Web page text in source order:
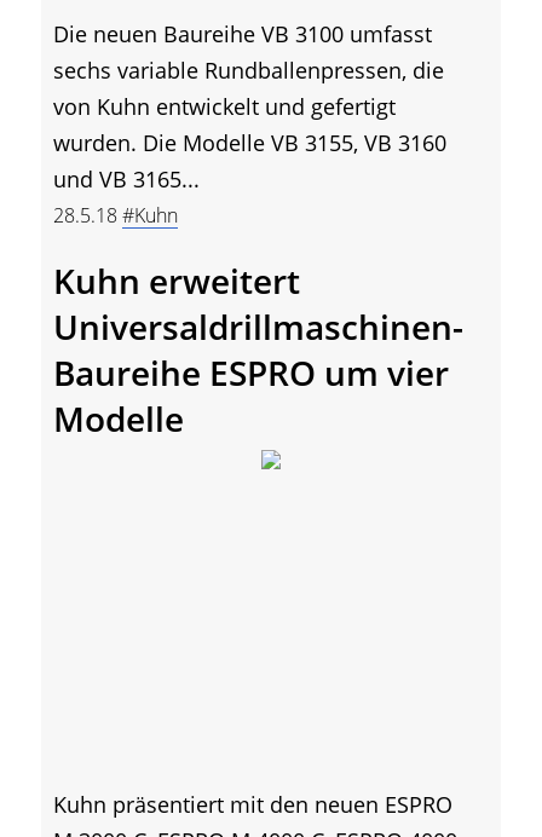
Die neuen Baureihe VB 3100 umfasst
sechs variable Rundballenpressen, die
von Kuhn entwickelt und gefertigt
wurden. Die Modelle VB 3155, VB 3160
und VB 3165...
28.5.18#Kuhn
Kuhn erweitert
Universaldrillmaschinen-
Baureihe ESPRO um vier
Modelle
Kuhn präsentiert mit den neuen ESPRO